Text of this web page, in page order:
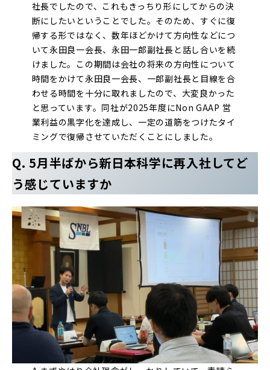
社長でしたので、これもきっちり形にしてからの決
断にしたいということでした。そのため、すぐに復
帰する形ではなく、数年ほどかけて方向性などにつ
いて永田良一会長、永田一郎副社長と話し合いを続
けました。この期間は会社の将来の方向性について
時間をかけて永田良一会長、一郎副社長と目線を合
わせる時間を十分に取れましたので、大変良かった
と思っています。同社が2025年度にNon GAAP 営
業利益の黒字化を達成し、一定の道筋をつけたタイ
ミングで復帰させていただくことにしました。
Q. 5月半ばから新日本科学に再入社してど
う感じていますか